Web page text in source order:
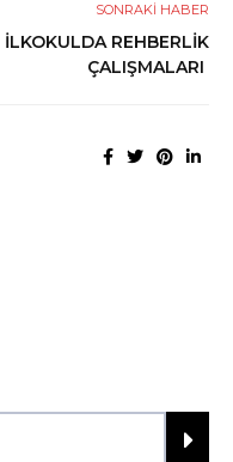
SONRAKI HABER
İLKOKULDA REHBERLİK
ÇALIŞMALARI